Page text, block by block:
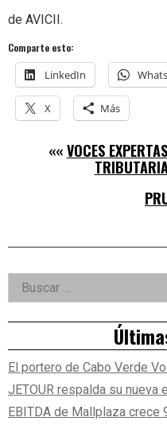
de AVICII.
Comparte esto:
LinkedIn
X Más
««VOCES
Right
Asides
Buscar:
El portero de Cabo Verde
JETOUR respalda su nueva
EBITDA de Mallplaza crece